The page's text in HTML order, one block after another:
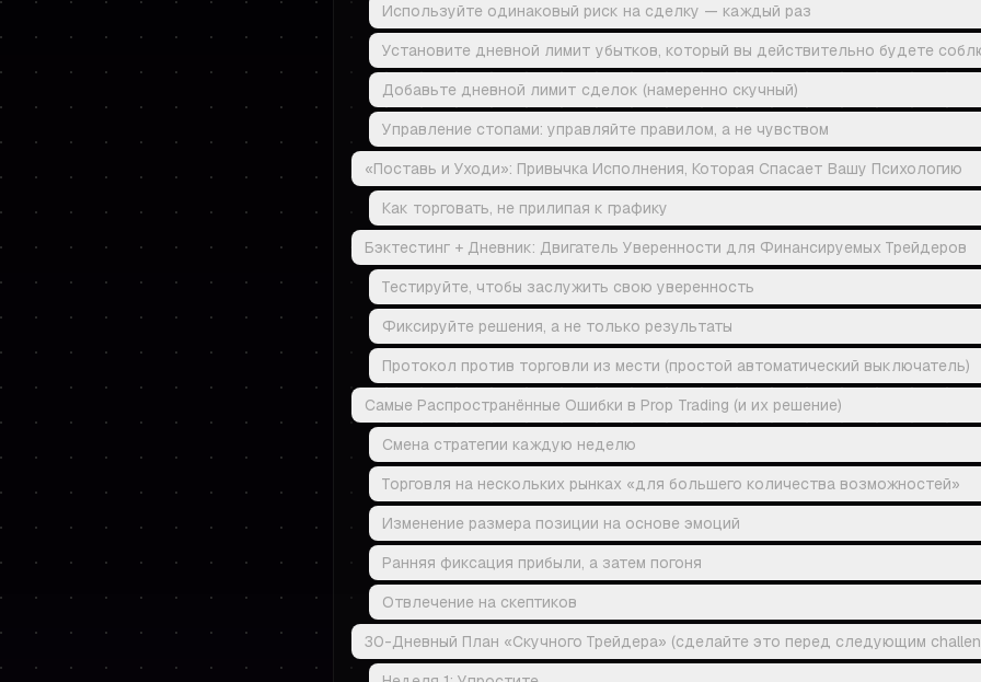
Используйте одинаковый риск на сделку — каждый раз
Установите дневной лимит убытков, который вы действительно будете
Добавьте дневной лимит сделок (намеренно скучный)
Управление стопами: управляйте правилом, а не чувством
«Поставь и Уходи»: Привычка Исполнения, Которая Спасает Вашу Психологию
Как торговать, не прилипая к графику
Бэктестинг + Дневник: Двигатель Уверенности для Финансируемых Трейдеров
Тестируйте, чтобы заслужить свою уверенность
Фиксируйте решения, а не только результаты
Протокол против торговли из мести (простой автоматический выключатель)
Самые Распространённые Ошибки в Prop Trading (и их решение)
Смена стратегии каждую неделю
Торговля на нескольких рынках «для большего количества возможностей»
Изменение размера позиции на основе эмоций
Ранняя фиксация прибыли, а затем погоня
Отвлечение на скептиков
30-Дневный План «Скучного Трейдера» (сделайте это перед следующим